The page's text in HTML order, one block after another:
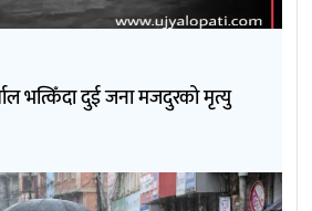
भत्किँदा दुई जना मजदुरको मृत्यु